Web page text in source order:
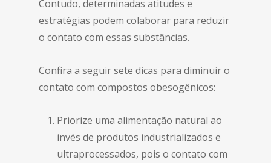
Contudo, determinadas atitudes e
estratégias podem colaborar para reduzir
o contato com essas substâncias.
Confira a seguir sete dicas para diminuir o
contato com compostos obesogênicos:
Priorize uma alimentação natural ao
invés de produtos industrializados e
ultraprocessados, pois o contato com